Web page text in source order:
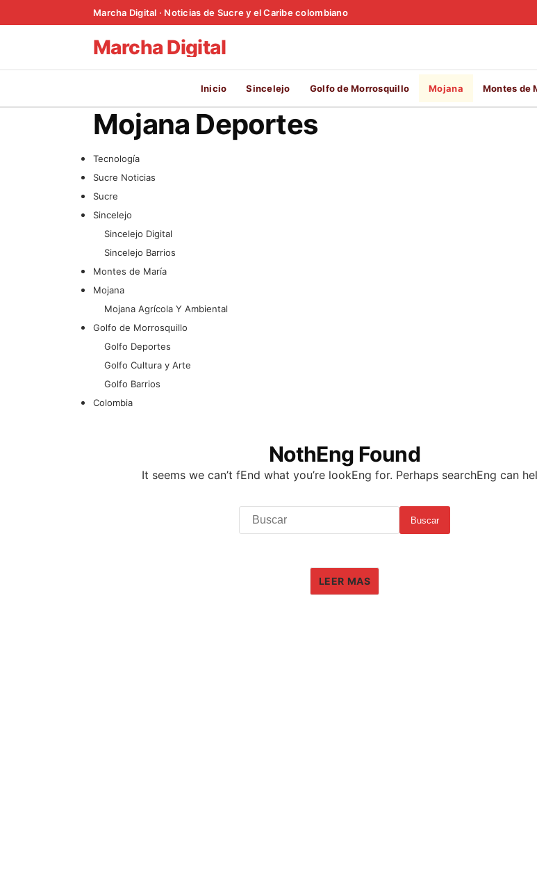
Marcha Digital · Noticias de Sucre y el Caribe colombiano
Marcha Digital
Inicio Sincelejo Golfo de Morrosquillo Mojana Montes de
Mojana Deportes
Tecnología
Sucre Noticias
Sucre
Sincelejo
Sincelejo Digital
Sincelejo Barrios
Montes de María
Mojana
Mojana Agrícola Y Ambiental
Golfo de Morrosquillo
Golfo Deportes
Golfo Cultura y Arte
Golfo Barrios
Colombia
NothEng Found
It seems we can’t fEnd what you’re lookEng for. Perhaps searchEng can
Buscar
LEER MAS